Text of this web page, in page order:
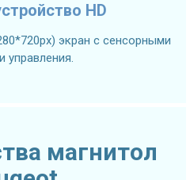
HD
экран с сенсорными
управления.
магнитол